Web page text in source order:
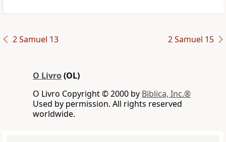
2 Samuel 13 2 Samuel 15
O Livro(OL)
O Livro Copyright © 2000 by Biblica, Inc.®
Used by permission. All rights reserved
worldwide.